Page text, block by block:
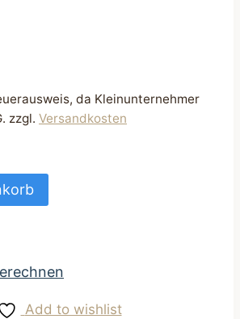
da Kleinunternehmer
zzgl. Versandkosten
Add to wishlist